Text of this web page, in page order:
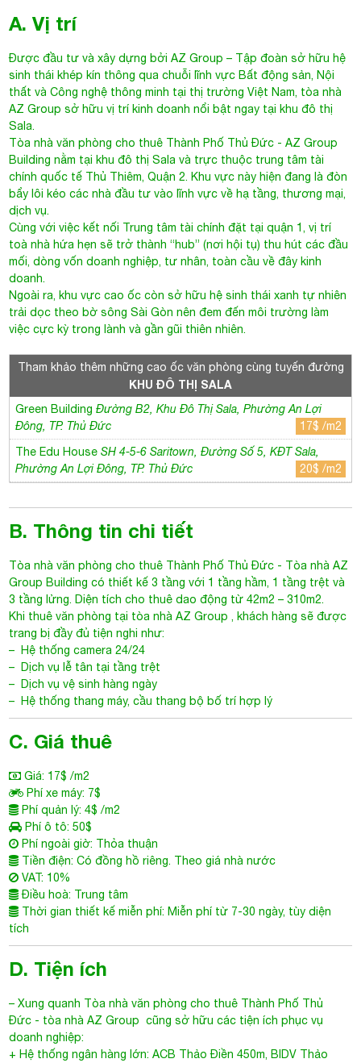
A. Vị trí
Được đầu tư và xây dựng bởi AZ Group – Tập đoàn sở hữu hệ
sinh thái khép kín thông qua chuỗi lĩnh vực Bất động sản, Nội
thất và Công nghệ thông minh tại thị trường Việt Nam, tòa nhà
AZ Groupsở hữu vị trí kinh doanh nổi bật ngay tại khu đô thị
Sala.
Tòa nhà văn phòng cho thuê Thành Phố Thủ Đức - AZ Group
Building nằm tại khu đô thị Sala và trực thuộc trung tâm tài
chính quốc tế Thủ Thiêm, Quận 2. Khu vực này hiện đang là đòn
bẩy lôi kéo các nhà đầu tư vào lĩnh vực về hạ tầng, thương mại,
dịch vụ.
Cùng với việc kết nối Trung tâm tài chính đặt tại quận 1, vị trí
toà nhà hứa hẹn sẽ trở thành “hub” (nơi hội tụ) thu hút các đầu
mối, dòng vốn doanh nghiệp, tư nhân, toàn cầu về đây kinh
doanh.
Ngoài ra, khu vực cao ốc còn sở hữu hệ sinh thái xanh tự nhiên
trải dọc theo bờ sông Sài Gòn nên đem đến môi trường làm
việc cực kỳ trong lành và gần gũi thiên nhiên.
Tham khảo thêm những cao ốc văn phòng cùng tuyến đường
KHU ĐÔ THỊ SALA
Green BuildingĐường B2, Khu Đô Thị Sala, Phường An Lợi
Đông, TP. Thủ Đức
17$ /m2
The Edu HouseSH 4-5-6 Saritown, Đường Số 5, KĐT Sala,
Phường An Lợi Đông, TP. Thủ Đức
20$ /m2
B. Thông tin chi tiết
Tòa nhà văn phòng cho thuê Thành Phố Thủ Đức - Tòa nhà AZ
Group Building có thiết kế 3 tầng với 1 tầng hầm, 1 tầng trệt và
3 tầng lửng. Diện tích cho thuê dao động từ 42m2 – 310m2.
Khi thuê văn phòng tại tòa nhà AZ Group , khách hàng sẽ được
trang bị đầy đủ tiện nghi như:
– Hệ thống camera 24/24
– Dịch vụ lễ tân tại tầng trệt
– Dịch vụ vệ sinh hàng ngày
– Hệ thống thang máy, cầu thang bộ bố trí hợp lý
C. Giá thuê
Giá: 17$ /m2
Phí xe máy: 7$
Phí quản lý: 4$ /m2
Phí ô tô: 50$
Phí ngoài giờ: Thỏa thuận
Tiền điện: Có đồng hồ riêng. Theo giá nhà nước
VAT: 10%
Điều hoà: Trung tâm
Thời gian thiết kế miễn phí: Miễn phí từ 7-30 ngày, tùy diện
tích
D. Tiện ích
– Xung quanh Tòa nhà văn phòng cho thuê Thành Phố Thủ
Đức - tòa nhà AZ Group cũng sở hữu các tiện ích phục vụ
doanh nghiệp:
+ Hệ thống ngân hàng lớn: ACB Thảo Điền 450m, BIDV Thảo